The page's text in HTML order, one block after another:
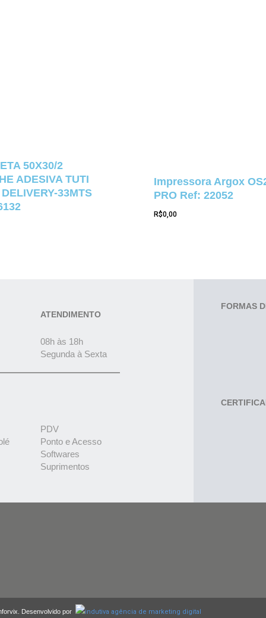
50X30/2
ADESIVA TUTI
33MTS
Impressora Argox
PRO Ref: 22052
R$0,00
ATENDIMENTO
08h às 18h
Segunda à Sexta
PDV
Ponto e Acesso
Softwares
Suprimentos
FORMAS
Desenvolvido por